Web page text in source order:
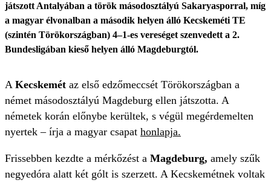
játszott Antalyában a török másodosztályú Sakaryasporral, míg
a magyar élvonalban a második helyen álló Kecskeméti TE
(szintén Törökországban) 4–1-es vereséget szenvedett a 2.
Bundesligában kieső helyen álló Magdeburgtól.
A Kecskemét az első edzőmeccsét Törökországban a
német másodosztályú Magdeburg ellen játszotta. A
németek korán előnybe kerültek, s végül megérdemelten
nyertek – írja a magyar csapat honlapja.
Frissebben kezdte a mérkőzést a Magdeburg, amely szűk
negyedóra alatt két gólt is szerzett. A Kecskemétnek voltak